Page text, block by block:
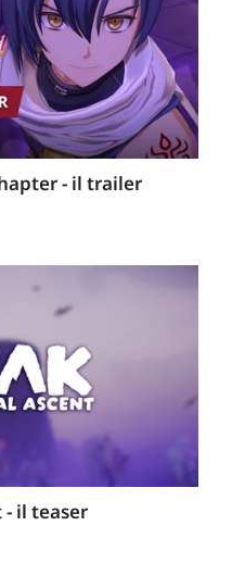
- il trailer
- il teaser